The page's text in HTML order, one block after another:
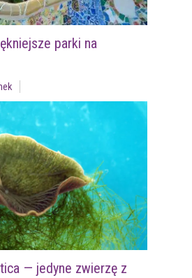
parki na
— jedyne zwierzę z